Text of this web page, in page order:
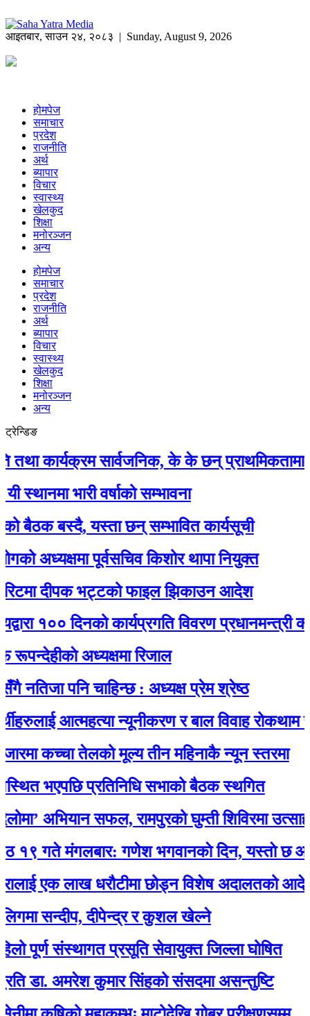
आइतबार,साउन २४, २०८३ | Sunday, August 9, 2026
होमपेज
समाचार
प्रदेश
राजनीति
अर्थ
ब्यापार
विचार
स्वास्थ्य
खेलकुद
शिक्षा
मनोरञ्जन
अन्य
होमपेज
समाचार
प्रदेश
राजनीति
अर्थ
ब्यापार
विचार
स्वास्थ्य
खेलकुद
शिक्षा
मनोरञ्जन
अन्य
ट्रेन्डिङ
सार्वजनिक, के के छन् प्राथमिकतामा ?
भारी वर्षाको सम्भावना
बस्दै, यस्ता छन् सम्भावित कार्यसूची
पूर्वसचिव किशोर थापा नियुक्त
दीपक भट्टको फाइल झिकाउन आदेश
१०० दिनको कार्यप्रगति विवरण प्रधानमन्त्री
अध्यक्षमा रिजाल
पनि चाहिन्छ : अध्यक्ष प्रेम श्रेष्ठ
आत्महत्या न्यूनीकरण र बाल विवाह रोकथाम
कच्चा तेलको मूल्य तीन महिनाकै न्यून स्तरमा
प्रतिनिधि सभाको बैठक स्थगित
सफल, रामपुरको घुम्ती शिविरमा उत्साहजनक
मंगलबार: गणेश भगवानकाे दिन, यस्ताे छ आजको
एक लाख धरौटीमा छोड्न विशेष अदालतको आदेश
सन्दीप, दीपेन्द्र र कुशल खेल्ने
संस्थागत प्रसूति सेवायुक्त जिल्ला घोषित
अमरेश कुमार सिंहको संसदमा असन्तुष्टि